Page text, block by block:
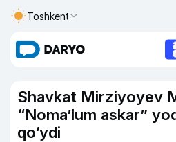
Toshkent
Shavkat Mirziyoyev
“Noma’lum askar”
qo‘ydi